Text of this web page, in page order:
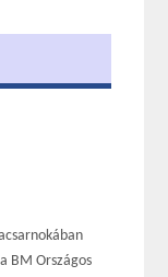
BM Országos